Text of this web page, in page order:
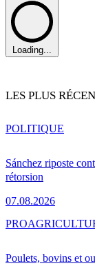
Loading...
LES PLUS
Sánchez riposte
rétorsion
07.08.2026
POLITIQUE
Poulets, bovins et
PRO